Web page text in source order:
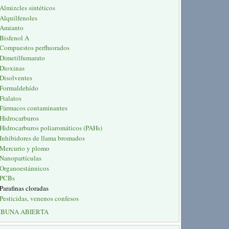
Almizcles sintéticos
Alquilfenoles
Amianto
Bisfenol A
Compuestos perfluorados
Dimetilfumarato
Dioxinas
Disolventes
Formaldehído
Ftalatos
Fármacos contaminantes
Hidrocarburos
Hidrocarburos poliaromáticos (PAHs)
Inhibidores de llama bromados
Mercurio y plomo
Nanopartículas
Organoestánnicos
PCBs
Parafinas cloradas
Pesticidas, venenos confesos
ABIERTA